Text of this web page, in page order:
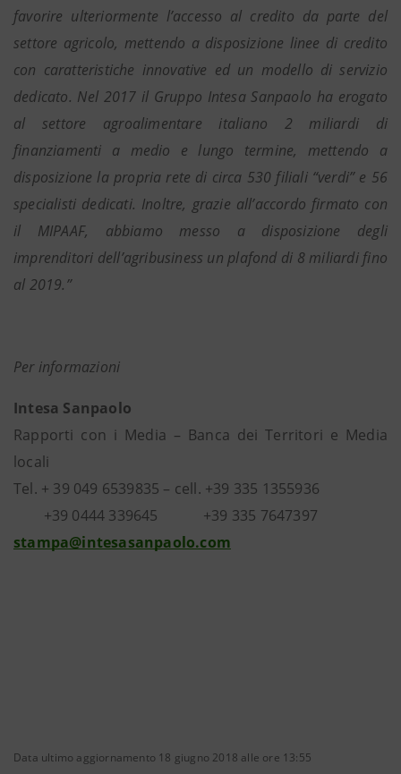
favorire ulteriormente l’accesso al credito da parte del
settore agricolo, mettendo a disposizione linee di credito
con caratteristiche innovative ed un modello di servizio
dedicato. Nel 2017 il Gruppo Intesa Sanpaolo ha erogato
al settore agroalimentare italiano 2 miliardi di
finanziamenti a medio e lungo termine, mettendo a
disposizione la propria rete di circa 530 filiali “verdi” e 56
specialisti dedicati. Inoltre, grazie all’accordo firmato con
il MIPAAF, abbiamo messo a disposizione degli
imprenditori dell’agribusiness un plafond di 8 miliardi fino
al 2019.”
Per informazioni
Intesa Sanpaolo
Rapporti con i Media – Banca dei Territori e Media
locali
Tel. + 39 049 6539835 – cell. +39 335 1355936
+39 0444 339645 +39 335 7647397
stampa@intesasanpaolo.com
Data ultimo aggiornamento 18 giugno 2018 alle ore 13:55